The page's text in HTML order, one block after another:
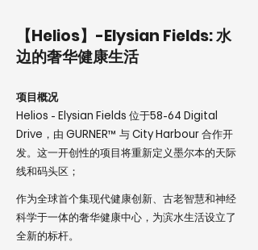
【Helios】-Elysian Fields: 水
边的奢华健康生活
项目概况
Helios - Elysian Fields 位于58-64 Digital
Drive，由 GURNER™ 与 City Harbour 合作开
发。这一开创性的项目将重新定义墨尔本的天际
线和码头区；
作为全球首个集现代健康创新、古老智慧和神经
科学于一体的奢华健康中心，为滨水生活设立了
全新的标杆。